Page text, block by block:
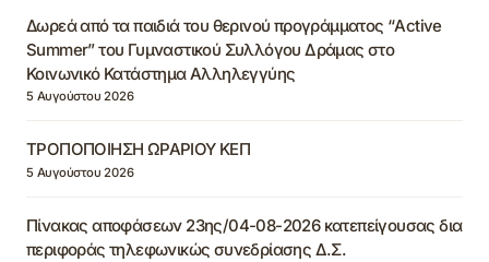
Δωρεά από τα παιδιά του θερινού προγράμματος “Active
Summer” του Γυμναστικού Συλλόγου Δράμας στο
Κοινωνικό Κατάστημα Αλληλεγγύης
5 Αυγούστου 2026
ΤΡΟΠΟΠΟΙΗΣΗ ΩΡΑΡΙΟΥ ΚΕΠ
5 Αυγούστου 2026
Πίνακας αποφάσεων 23ης/04-08-2026 κατεπείγουσας δια
περιφοράς τηλεφωνικώς συνεδρίασης Δ.Σ.